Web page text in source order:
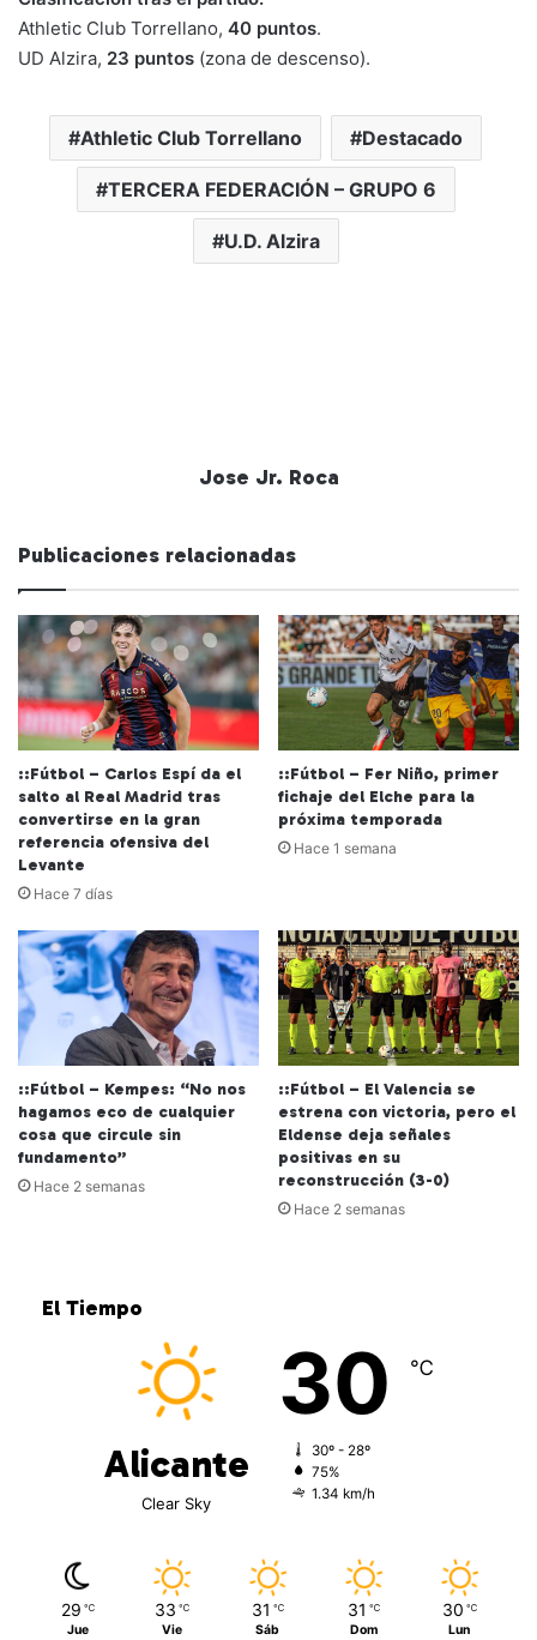
Athletic Club Torrellano, 40 puntos.
UD Alzira, 23 puntos (zona de descenso).
Athletic Club Torrellano Destacado
TERCERA FEDERACIÓN – GRUPO 6
U.D. Alzira
Jose Jr. Roca
Publicaciones relacionadas
::Fútbol – Carlos Espí da el
salto al Real Madrid tras
convertirse en la gran
referencia ofensiva del
Levante
Hace 7 días
::Fútbol – Fer Niño, primer
fichaje del Elche para la
próxima temporada
Hace 1 semana
::Fútbol – Kempes: “No nos
hagamos eco de cualquier
cosa que circule sin
fundamento”
Hace 2 semanas
::Fútbol – El Valencia se
estrena con victoria, pero el
Eldense deja señales
positivas en su
reconstrucción (3-0)
Hace 2 semanas
El Tiempo
Alicante
Clear Sky
30 ℃
30º - 28º
75%
1.34 km/h
29 ℃
Jue
33 ℃
Vie
31 ℃
Sáb
31 ℃
Dom
30 ℃
Lun